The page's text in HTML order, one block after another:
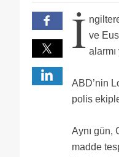
İ ve
ABD’nin
polis
Aynı gün,
madde